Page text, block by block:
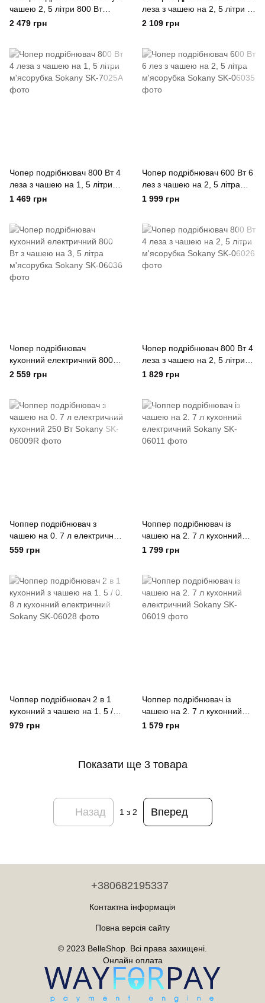
чашею 2, 5 літри 800 Вт
Білий
2 479 грн
леза з чашею на 2, 5 літри 2
швидкості м'ясорубка Sokany
2 109 грн
Чопер подрібнювач 800 Вт 4
леза з чашею на 1, 5 літри
м'ясорубка Sokany
1 469 грн
Чопер подрібнювач 600 Вт 6
лез з чашею на 2, 5 літра
м'ясорубка Sokany
1 999 грн
Чопер подрібнювач
кухонний електричний 800
Вт з чашею на 3, 5 літра
2 559 грн
Чопер подрібнювач 800 Вт 4
леза з чашею на 2, 5 літри
м'ясорубка Sokany
1 829 грн
Чоппер подрібнювач з
чашею на 0. 7 л електричний
кухонний 250 Вт Sokany
559 грн
Чоппер подрібнювач із
чашею на 2. 7 л кухонний
електричний Sokany
1 799 грн
Чоппер подрібнювач 2 в 1
кухонний з чашею на 1. 5 / 0.
8 л кухонний електричний
979 грн
Чоппер подрібнювач із
чашею на 2. 7 л кухонний
електричний Sokany
1 579 грн
Показати ще 3 товара
Назад 1 з 2 Вперед
+380682195337
Контактна інформація
Повна версія сайту
© 2023 BelleShop. Всі права захищені.
Онлайн оплата